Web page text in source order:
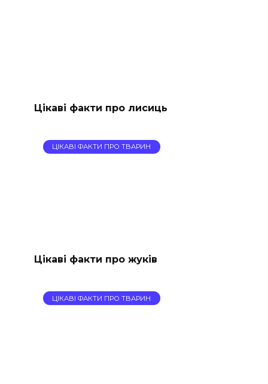
Цікаві факти про лисиць
ЦІКАВІ ФАКТИ ПРО ТВАРИН
Цікаві факти про жуків
ЦІКАВІ ФАКТИ ПРО ТВАРИН